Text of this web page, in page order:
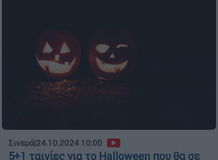
Σινεμά|24.10.2024 10:00
5+1 ταινίες για το Halloween που θα σε